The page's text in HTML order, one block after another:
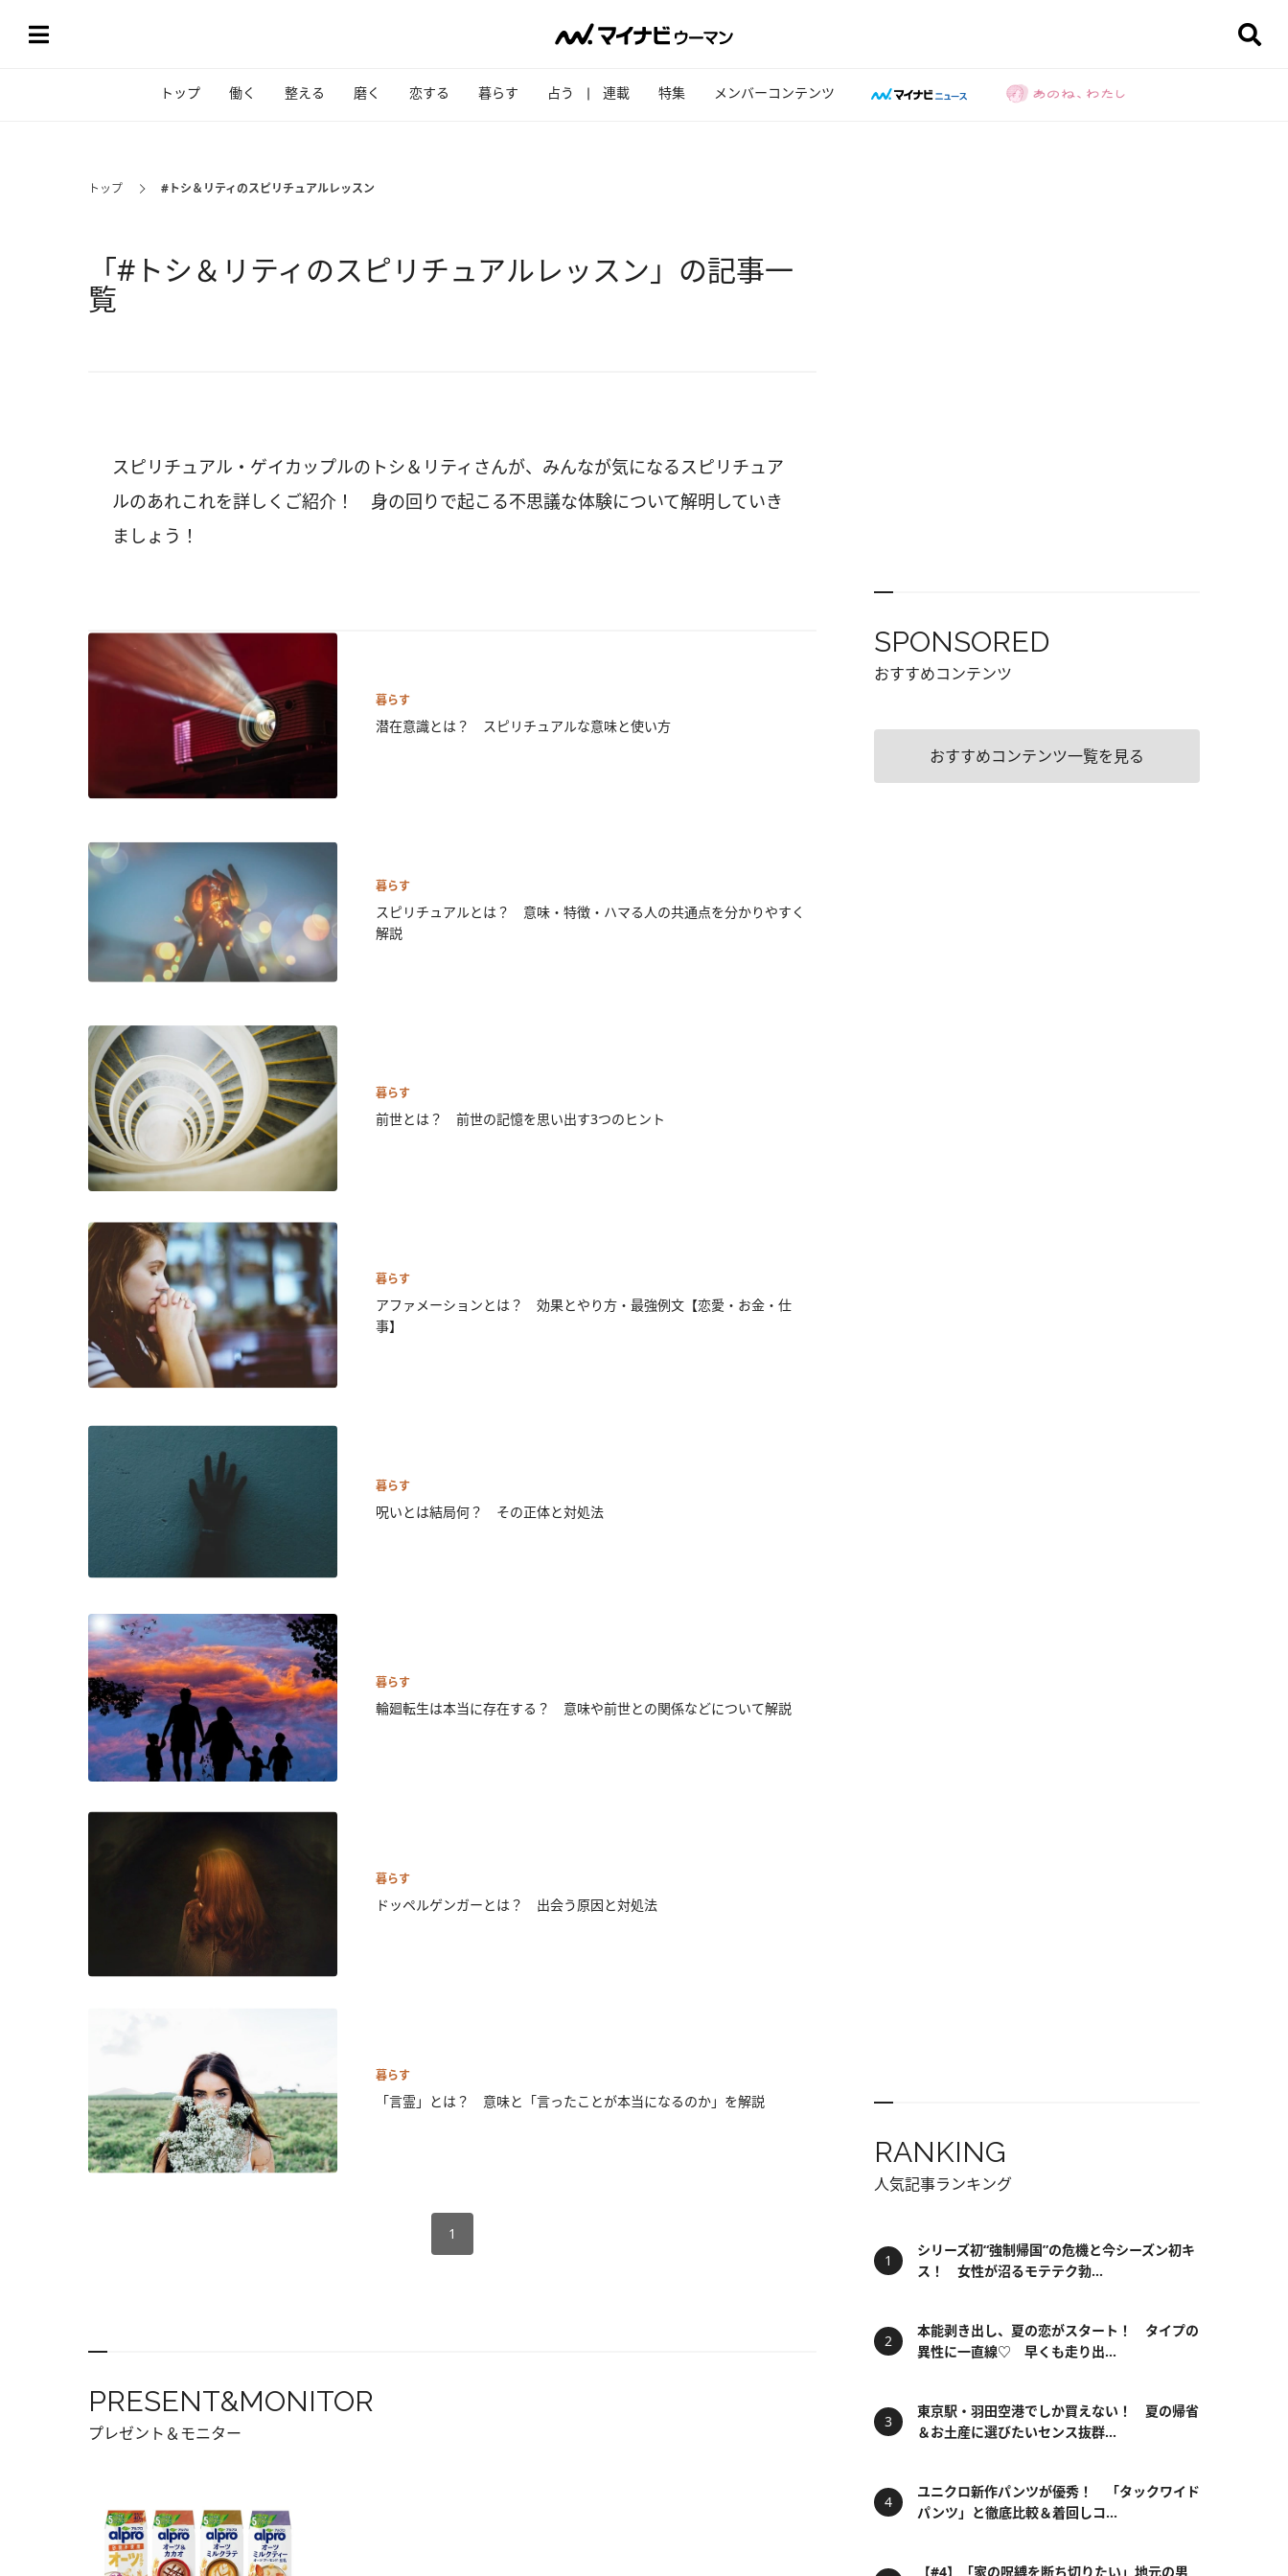
トップ 働く 整える 磨く 恋する 暮らす 占う 連載 特集 メンバーコンテンツ
トップ #トシ＆リティのスピリチュアルレッスン
「#トシ＆リティのスピリチュアルレッスン」の記事一
覧
スピリチュアル・ゲイカップルのトシ＆リティさんが、みんなが気になるスピリチュア
ルのあれこれを詳しくご紹介！ 身の回りで起こる不思議な体験について解明していき
ましょう！
暮らす
潜在意識とは？ スピリチュアルな意味と使い方
暮らす
スピリチュアルとは？ 意味・特徴・ハマる人の共通点を分かりやすく
解説
暮らす
前世とは？ 前世の記憶を思い出す3つのヒント
暮らす
アファメーションとは？ 効果とやり方・最強例文【恋愛・お金・仕
事】
暮らす
呪いとは結局何？ その正体と対処法
暮らす
輪廻転生は本当に存在する？ 意味や前世との関係などについて解説
暮らす
ドッペルゲンガーとは？ 出会う原因と対処法
暮らす
「言霊」とは？ 意味と「言ったことが本当になるのか」を解説
1
PRESENT&MONITOR
プレゼント＆モニター
SPONSORED
おすすめコンテンツ
おすすめコンテンツ一覧を見る
RANKING
人気記事ランキング
シリーズ初“強制帰国”の危機と今シーズン初キ
ス！ 女性が沼るモテテク勃...
本能剥き出し、夏の恋がスタート！ タイプの
異性に一直線♡ 早くも走り出...
東京駅・羽田空港でしか買えない！ 夏の帰省
＆お土産に選びたいセンス抜群...
ユニクロ新作パンツが優秀！ 「タックワイド
パンツ」と徹底比較＆着回しコ...
【#4】「家の呪縛を断ち切りたい」地元の男